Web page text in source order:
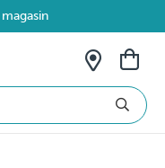
en Belgique